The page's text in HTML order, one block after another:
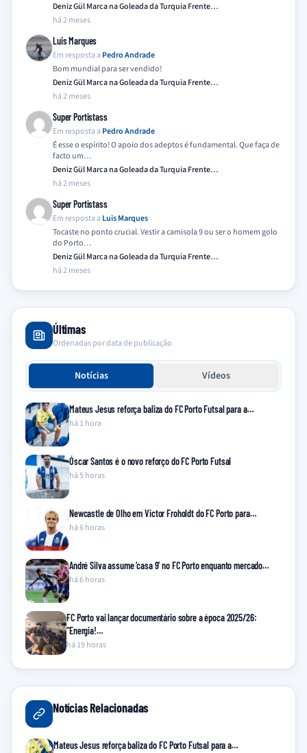
Deniz Gül Marca na Goleada da Turquia Frente…
há 2 meses
Luis Marques
Em resposta a Pedro Andrade
Bom mundial para ser vendido!
Deniz Gül Marca na Goleada da Turquia Frente…
há 2 meses
Super Portistass
Em resposta a Pedro Andrade
É esse o espírito! O apoio dos adeptos é fundamental. Que faça de
facto um…
Deniz Gül Marca na Goleada da Turquia Frente…
há 2 meses
Super Portistass
Em resposta a Luis Marques
Tocaste no ponto crucial. Vestir a camisola 9 ou ser o homem golo
do Porto…
Deniz Gül Marca na Goleada da Turquia Frente…
há 2 meses
Últimas
Ordenadas por data de publicação
Notícias Vídeos
Mateus Jesus reforça baliza do FC Porto Futsal para a…
há 1 hora
Óscar Santos é o novo reforço do FC Porto Futsal
há 5 horas
Newcastle de Olho em Victor Froholdt do FC Porto para…
há 6 horas
André Silva assume ‘casa 9’ no FC Porto enquanto mercado…
há 6 horas
FC Porto vai lançar documentário sobre a época 2025/26:
“Energia!…
há 19 horas
Notícias Relacionadas
Mateus Jesus reforça baliza do FC Porto Futsal para a…